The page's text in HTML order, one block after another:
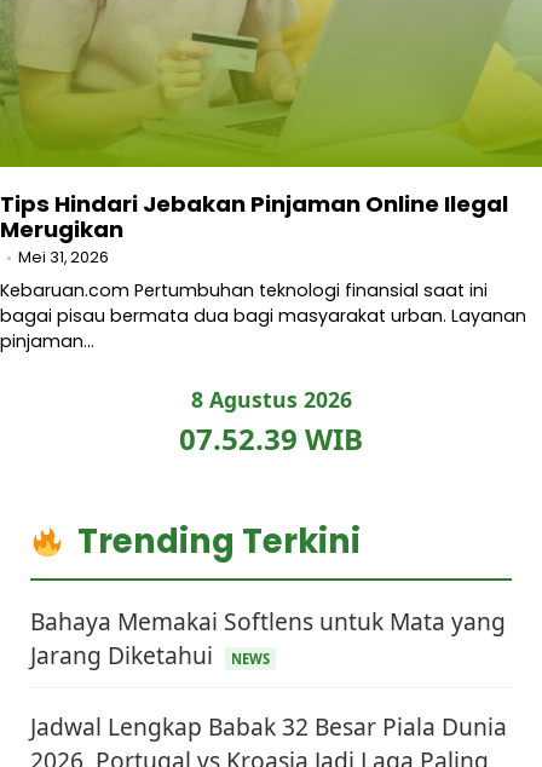
Tips Hindari Jebakan Pinjaman Online Ilegal
Merugikan
Mei 31, 2026
Kebaruan.com Pertumbuhan teknologi finansial saat ini
bagai pisau bermata dua bagi masyarakat urban. Layanan
pinjaman…
8 Agustus 2026
07.52.39 WIB
Trending Terkini
Bahaya Memakai Softlens untuk Mata yang
Jarang Diketahui
NEWS
Jadwal Lengkap Babak 32 Besar Piala Dunia